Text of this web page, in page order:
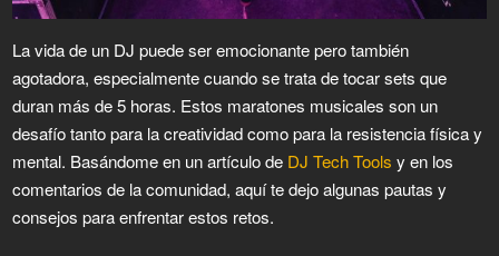
La vida de un DJ puede ser emocionante pero también
agotadora, especialmente cuando se trata de tocar sets que
duran más de 5 horas. Estos maratones musicales son un
desafío tanto para la creatividad como para la resistencia física y
mental. Basándome en un artículo de DJ Tech Tools y en los
comentarios de la comunidad, aquí te dejo algunas pautas y
consejos para enfrentar estos retos.